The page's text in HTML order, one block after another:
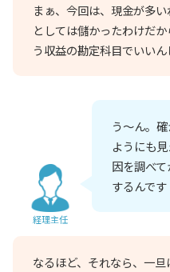
まぁ、今回は、現金が多
としては儲かったわけだ
う収益の勘定科目でいいん
経理主任
う～ん。
ようにも
因を調べ
するんです
なるほど、それなら、一